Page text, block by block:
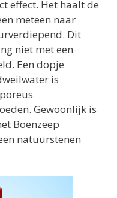
effect. Het haalt de
meteen naar
Dit
niet met een
Een dopje
is
Gewoonlijk is
Boenzeep
natuurstenen